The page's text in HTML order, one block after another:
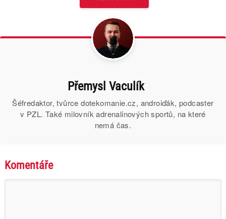
Přemysl Vaculík
Šéfredaktor, tvůrce dotekomanie.cz, androiďák, podcaster
v PZL. Také milovník adrenalinových sportů, na které
nemá čas.
Komentáře